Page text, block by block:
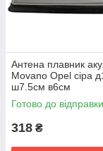
Антена плавник
Movano Opel сіра
ш7.5см в6см
Готово до відправки
318 ₴